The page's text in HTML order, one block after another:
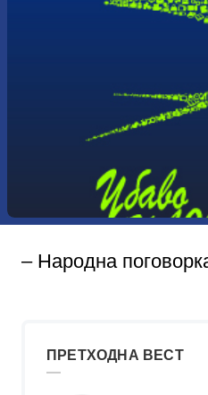
– Народна
ПРЕТХОДНА ВЕСТ